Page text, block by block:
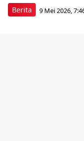
Berita 9 Mei 2026,